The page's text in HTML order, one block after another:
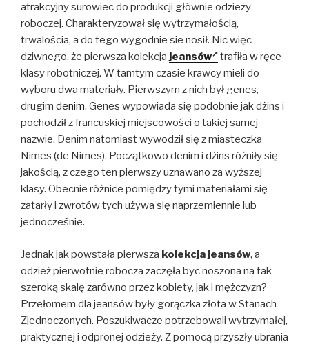
atrakcyjny surowiec do produkcji głównie odzieży
roboczej. Charakteryzował się wytrzymałością,
trwalościa, a do tego wygodnie sie nosił. Nic więc
dziwnego, że pierwsza kolekcja jeansów
trafiła w ręce
klasy robotniczej. W tamtym czasie krawcy mieli do
wyboru dwa materiały. Pierwszym z nich był genes,
drugim denim. Genes wypowiada się podobnie jak dżins i
pochodził z francuskiej miejscowości o takiej samej
nazwie. Denim natomiast wywodził się z miasteczka
Nimes (de Nimes). Początkowo denim i dżins różniły się
jakością, z czego ten pierwszy uznawano za wyższej
klasy. Obecnie różnice pomiędzy tymi materiałami się
zatarły i zwrotów tych używa się naprzemiennie lub
jednocześnie.
Jednak jak powstała pierwsza kolekcja jeansów, a
odzież pierwotnie robocza zaczęła byc noszona na tak
szeroką skalę zarówno przez kobiety, jak i mężczyzn?
Przełomem dla jeansów były gorączka złota w Stanach
Zjednoczonych. Poszukiwacze potrzebowali wytrzymałej,
praktycznej i odpronej odzieży. Z pomocą przyszły ubrania